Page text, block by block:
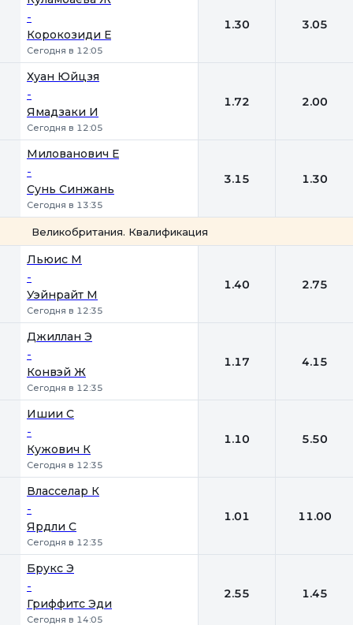
-
Корокозиди Е
Сегодня в 12:05
1.30 3.05
Хуан Юйцзя
-
Ямадзаки И
Сегодня в 12:05
1.72 2.00
Милованович Е
-
Сунь Синжань
Сегодня в 13:35
3.15 1.30
Великобритания. Квалификация
Льюис М
-
Уэйнрайт М
Сегодня в 12:35
1.40 2.75
Джиллан Э
-
Конвэй Ж
Сегодня в 12:35
1.17 4.15
Ишии С
-
Кужович К
Сегодня в 12:35
1.10 5.50
Власселар К
-
Ярдли С
Сегодня в 12:35
1.01 11.00
Брукс Э
-
Гриффитс Эди
Сегодня в 14:05
2.55 1.45